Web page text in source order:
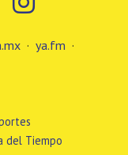
· ya.fm ·
del Tiempo